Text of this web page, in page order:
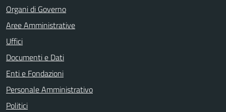
Organi di Governo
Aree Amministrative
Uffici
Documenti e Dati
Enti e Fondazioni
Personale Amministrativo
Politici